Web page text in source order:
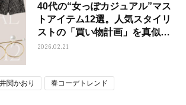
40代の“女っぽカジュアル”マス
トアイテム12選。人気スタイリ
ストの「買い物計画」を真似買
い！
2026.02.21
井関かおり 春コーデトレンド